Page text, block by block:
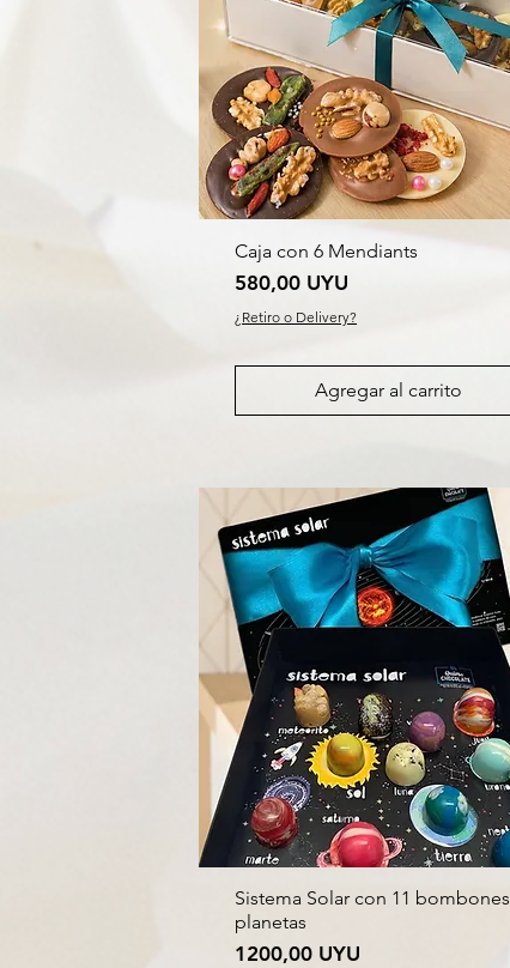
Caja con 6 Mendiants
Precio
580,00 UYU
¿Retiro o Delivery?
Agregar al carrito
Sistema Solar con 11 bombones
planetas
Precio
1200,00 UYU